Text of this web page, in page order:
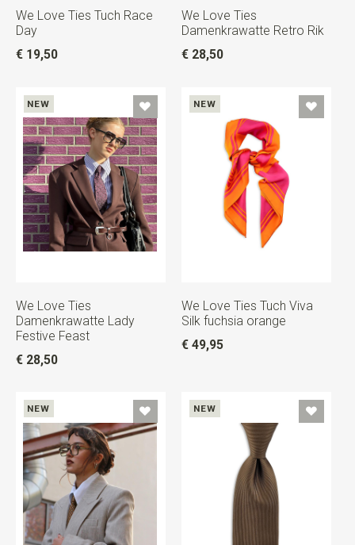
We Love Ties Tuch Race
Day
€ 19,50
We Love Ties
Damenkrawatte Retro Rik
€ 28,50
NEW
We Love Ties
Damenkrawatte Lady
Festive Feast
€ 28,50
NEW
We Love Ties Tuch Viva
Silk fuchsia orange
€ 49,95
NEW NEW